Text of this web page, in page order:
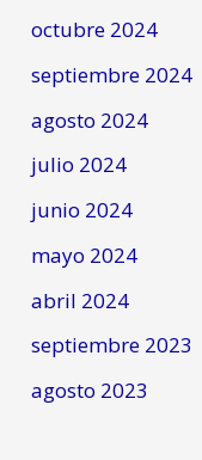
octubre 2024
septiembre 2024
agosto 2024
julio 2024
junio 2024
mayo 2024
abril 2024
septiembre 2023
agosto 2023